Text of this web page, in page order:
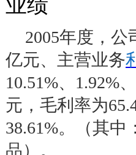
业绩
2005年度，公
亿元、主营业务
10.51%、 1.92%、
元，毛利率为
38.61%。（其中
品）。